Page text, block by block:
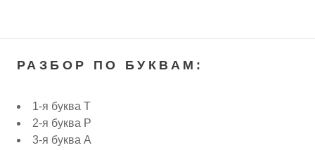
РАЗБОР ПО БУКВАМ:
1-я буква Т
2-я буква Р
3-я буква А